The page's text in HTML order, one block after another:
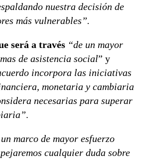
nuestra decisión de
más vulnerables”.
será a través “de un mayor
de asistencia social” y
incorpora las iniciativas
monetaria y cambiaria
necesarias para superar
.
marco de mayor esfuerzo
cualquier duda sobre